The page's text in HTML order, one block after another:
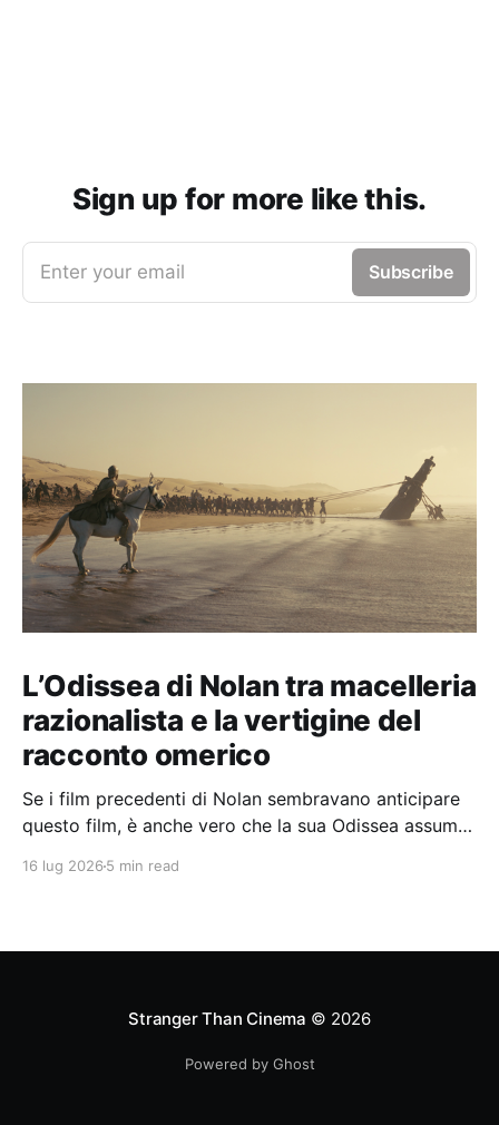
Sign up for more like this.
Enter your email Subscribe
L’Odissea di Nolan tra macelleria
razionalista e la vertigine del
racconto omerico
Se i film precedenti di Nolan sembravano anticipare
questo film, è anche vero che la sua Odissea assume
16 lug 2026 5 min read
Stranger Than Cinema © 2026
Powered by Ghost